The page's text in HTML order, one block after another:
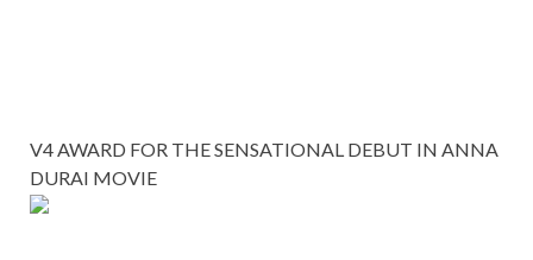
V4 AWARD FOR THE SENSATIONAL DEBUT IN ANNA
DURAI MOVIE